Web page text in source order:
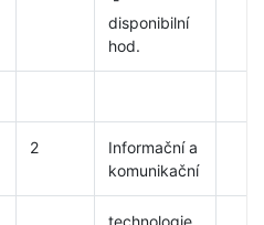
disponibilní
hod.
2
Informační a
komunikační
technologie